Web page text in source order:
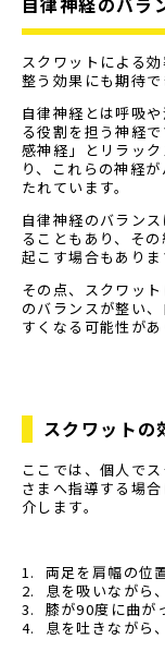
スクワットによる
整う効果にも期待で
自律神経とは呼吸
る役割を担う神経
感神経」とリラッ
り、これらの神経
たれています。
自律神経のバラン
ることもあり、そ
起こす場合もありま
その点、スクワッ
のバランスが整い
すくなる可能性があ
スクワットの
ここでは、個人で
さまへ指導する場
介します。
両足を肩幅の位
息を吸いながら
膝が90度に曲が
息を吐きながら